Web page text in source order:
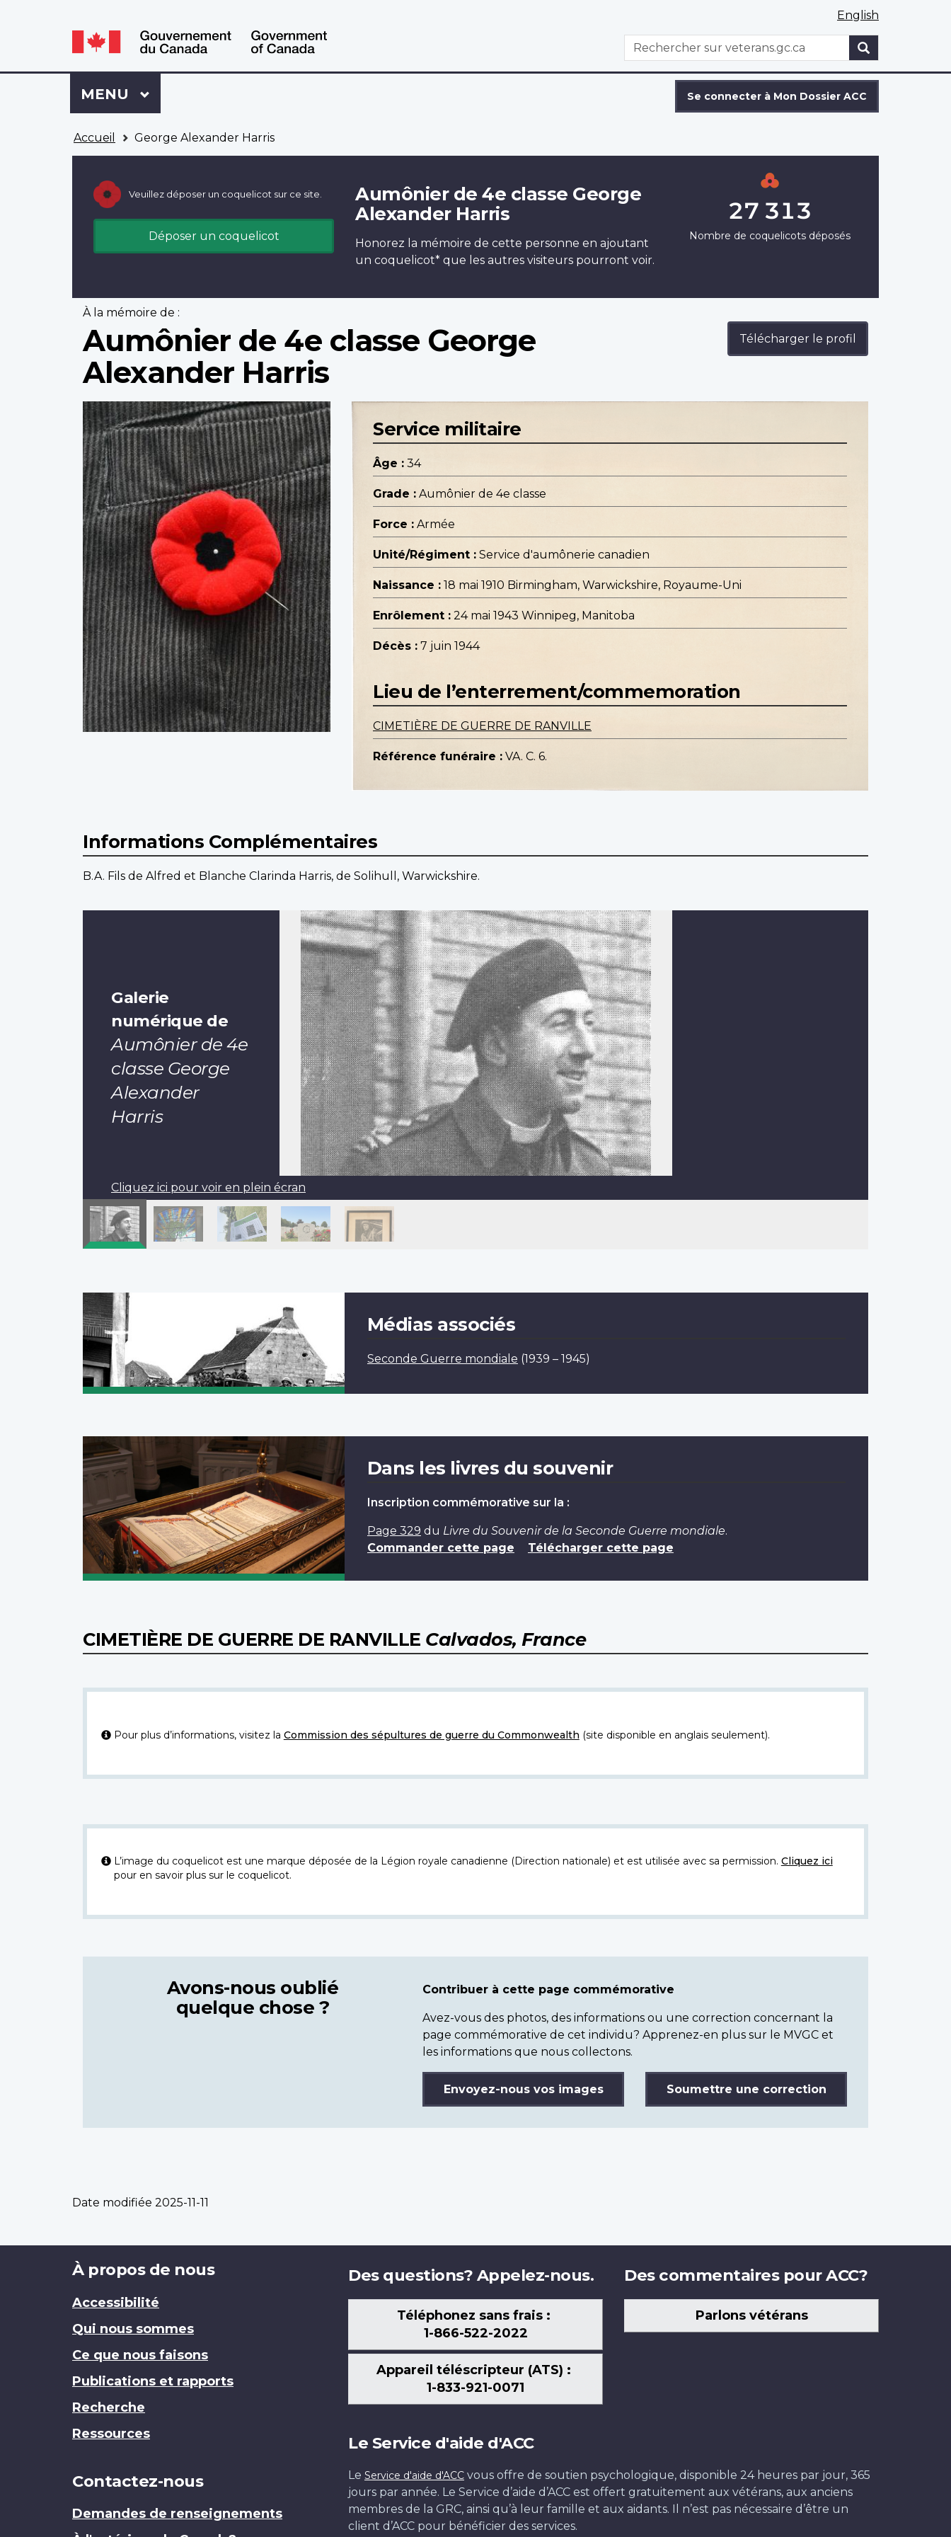
Language
switcher
Language
switcher
English
WxT
Search
Rechercher
Se
connecter
à
Dossier
Se connecter à Mon Dossier ACC
Menu
MENU PRINCIPAL
Accueil George Alexander Harris
Veuillez déposer un coquelicot sur ce site.
Déposer un coquelicot
Aumônier de 4e classe George
Alexander Harris
Honorez la mémoire de cette personne en ajoutant
un coquelicot* que les autres visiteurs pourront voir.
27 313
Nombre de coquelicots déposés
À la mémoire de :
Aumônier de 4e classe George
Alexander Harris
Télécharger le profil
Profile
image
Service militaire
Âge : 34
Grade : Aumônier de 4e classe
Force : Armée
Unité/Régiment : Service d'aumônerie canadien
Naissance : 18 mai 1910 Birmingham, Warwickshire, Royaume-Uni
Enrôlement : 24 mai 1943 Winnipeg, Manitoba
Décès : 7 juin 1944
Lieu de l’enterrement/commemoration
CIMETIÈRE DE GUERRE DE RANVILLE
Référence funéraire : VA. C. 6.
Informations Complémentaires
B.A. Fils de Alfred et Blanche Clarinda Harris, de Solihull, Warwickshire.
Galerie
numérique de
Aumônier de 4e
classe George
Alexander
Harris
Cliquez ici pour voir en plein écran
Médias associés
Seconde Guerre mondiale (1939 – 1945)
Dans les livres du souvenir
Inscription commémorative sur la :
Page 329 du Livre du Souvenir de la Seconde Guerre mondiale.
Commander cette page
Télécharger cette page
CIMETIÈRE DE GUERRE DE RANVILLE Calvados, France
Pour plus d’informations, visitez la Commission des sépultures de guerre du Commonwealth (site disponible en anglais seulement).
L’image du coquelicot est une marque déposée de la Légion royale canadienne (Direction nationale) et est utilisée avec sa permission. Cliquez ici
pour en savoir plus sur le coquelicot.
Avons-nous oublié
quelque chose ?
Contribuer à cette page commémorative
Avez-vous des photos, des informations ou une correction concernant la
page commémorative de cet individu? Apprenez-en plus sur le MVGC et
les informations que nous collectons.
Envoyez-nous vos images Soumettre une correction
Date modifiée 2025-11-11
Brand
À propos de nous
Accessibilité
Qui nous sommes
Ce que nous faisons
Publications et rapports
Recherche
Ressources
Contactez-nous
Demandes de renseignements
Des questions? Appelez-nous.
Téléphonez sans frais :
1-866-522-2022
Appareil téléscripteur (ATS) :
1-833-921-0071
Des commentaires pour ACC?
Parlons vétérans
Le Service d'aide d'ACC
Le Service d'aide d'ACC vous offre de soutien psychologique, disponible 24 heures par jour, 365
jours par année. Le Service d’aide d’ACC est offert gratuitement aux vétérans, aux anciens
membres de la GRC, ainsi qu’à leur famille et aux aidants. Il n’est pas nécessaire d’être un
client d’ACC pour bénéficier des services.